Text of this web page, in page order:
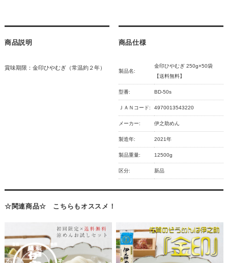
商品説明
賞味期限：金印ひやむぎ（常温約２年）
商品仕様
製品名:
金印ひやむぎ 250g×50袋
【送料無料】
型番: BD-50s
ＪＡＮコード: 4970013543220
メーカー: 伊之助めん
製造年: 2021年
製品重量: 12500g
区分: 新品
☆関連商品☆ こちらもオススメ！